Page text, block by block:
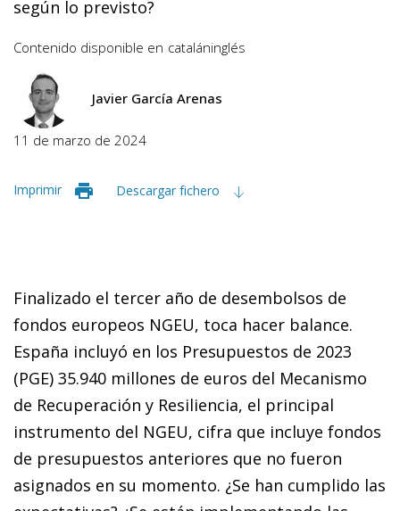
según lo previsto?
Contenido disponible en cataláninglés
Javier García Arenas
11 de marzo de 2024
Imprimir Descargar fichero
Finalizado el tercer año de desembolsos de
fondos europeos NGEU, toca hacer balance.
España incluyó en los Presupuestos de 2023
(PGE) 35.940 millones de euros del Mecanismo
de Recuperación y Resiliencia, el principal
instrumento del NGEU, cifra que incluye fondos
de presupuestos anteriores que no fueron
asignados en su momento. ¿Se han cumplido las